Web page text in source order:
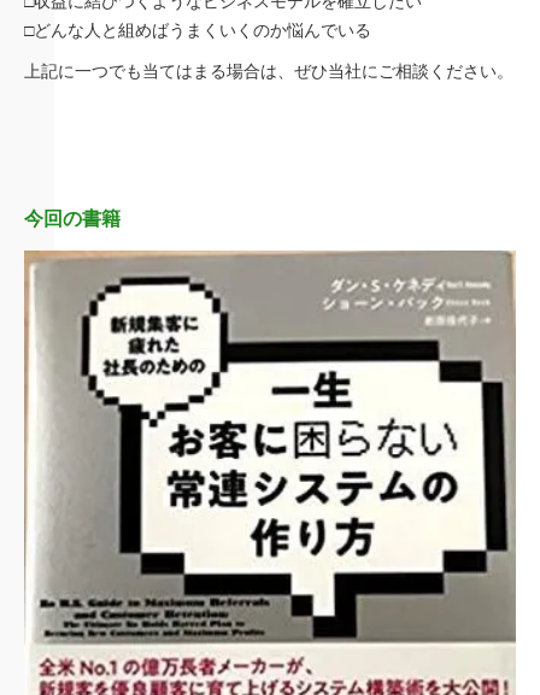
□どんな人と組めばうまくいくのか悩んでいる
上記に一つでも当てはまる場合は、ぜひ当社にご相談ください。
今回の書籍